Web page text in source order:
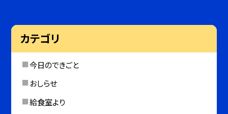
カテゴリ
今日のできごと
おしらせ
給食室より